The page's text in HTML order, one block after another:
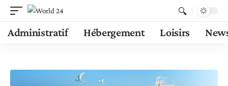
Administratif Hébergement Loisirs